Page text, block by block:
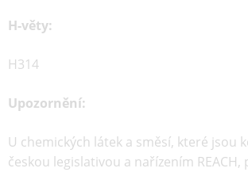
H-věty:
H314
Upozornění:
U chemických látek a směsí, které jsou
českou legislativou a nařízením REACH,